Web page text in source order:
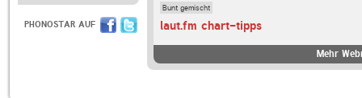
PHONOSTAR AUF
Bunt gemischt
laut.fm chart-tipps
Mehr